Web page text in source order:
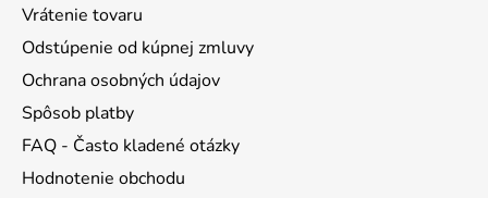
Vrátenie tovaru
Odstúpenie od kúpnej zmluvy
Ochrana osobných údajov
Spôsob platby
FAQ - Často kladené otázky
Hodnotenie obchodu